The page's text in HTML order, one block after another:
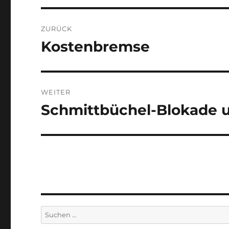
ZURÜCK
Vorheriger
Kostenbremse
WEITER
Nächster
Schmittbüchel-Blokade
Suchen
nach: